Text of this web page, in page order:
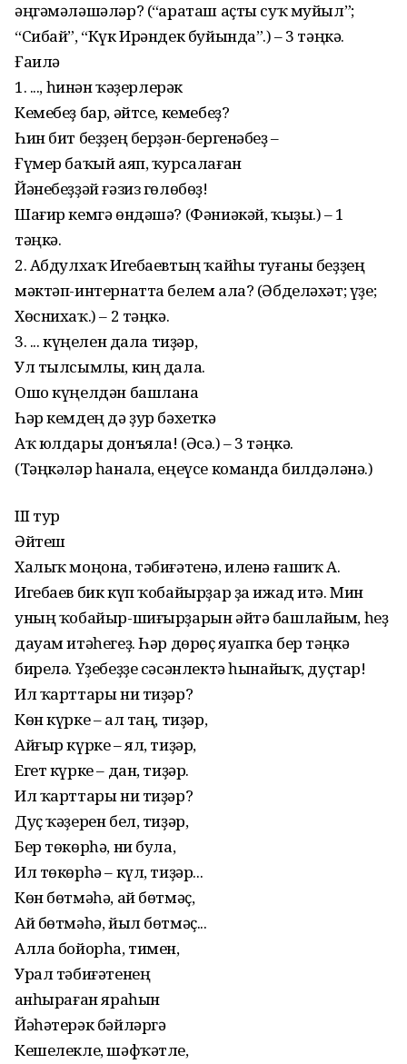
әңгәмәләшәләр? (“Ҡараташ аҫты суҡ муйыл”;
“Сибай”, “Күк Ирәндек буйында”.) – 3 тәңкә.
Ғаилә
1. ..., һинән ҡәҙерлерәк
Кемебеҙ бар, әйтсе, кемебеҙ?
Һин бит беҙҙең берҙән-бергенәбеҙ –
Ғүмер баҡый аяп, ҡурсалаған
Йәнебеҙҙәй ғәзиз гөлөбөҙ!
Шағир кемгә өндәшә? (Фәниәкәй, ҡыҙы.) – 1
тәңкә.
2. Абдулхаҡ Игебаевтың ҡайһы туғаны беҙҙең
мәктәп-интернатта белем ала? (Әбделәхәт; үҙе;
Хөснихаҡ.) – 2 тәңкә.
3. ... күңелен дала тиҙәр,
Ул тылсымлы, киң дала.
Ошо күңелдән башлана
Һәр кемдең дә ҙур бәхеткә
Аҡ юлдары донъяла! (Әсә.) – 3 тәңкә.
(Тәңкәләр һанала, еңеүсе команда билдәләнә.)
III тур
Әйтеш
Халыҡ моңона, тәбиғәтенә, иленә ғашиҡ А.
Игебаев бик күп ҡобайырҙар ҙа ижад итә. Мин
уның ҡобайыр-ши­ғыр­ҙарын әйтә башлайым, һеҙ
дауам итәһегеҙ. Һәр дөрөҫ яуапҡа бер тәңкә
бирелә. Үҙебеҙҙе сәсәнлектә һынайыҡ, дуҫтар!
Ил ҡарттары ни тиҙәр?
Көн күрке – ал таң, тиҙәр,
Айғыр күрке – ял, тиҙәр,
Егет күрке – дан, тиҙәр.
Ил ҡарттары ни тиҙәр?
Дуҫ ҡәҙерен бел, тиҙәр,
Бер төкөрһә, ни була,
Ил төкөрһә – күл, тиҙәр...
Көн бөтмәһә, ай бөтмәҫ,
Ай бөтмәһә, йыл бөтмәҫ...
Алла бойорһа, тимен,
Урал тәбиғәтенең
Ҡанһыраған яраһын
Йәһәтерәк бәйләргә
Кешелекле, шәфҡәтле,